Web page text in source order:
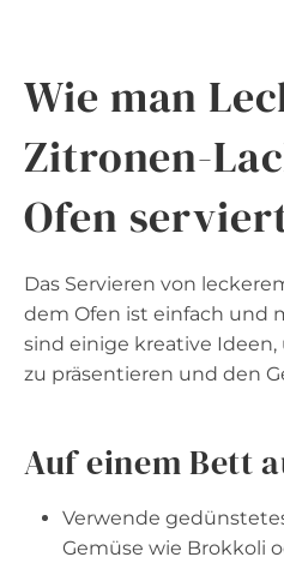
Wie man
Zitronen-
Ofen
Das Servieren von
dem Ofen ist einfach und
sind einige kreative
zu präsentieren und den
Auf einem Bett
Verwende
Gemüse wie Brokkoli